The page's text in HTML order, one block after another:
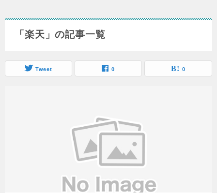
「楽天」の記事一覧
Tweet 0 0